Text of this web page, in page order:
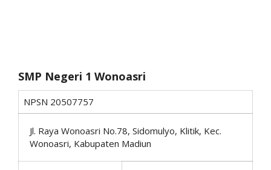
SMP Negeri 1 Wonoasri
NPSN 20507757
Jl. Raya Wonoasri No.78, Sidomulyo, Klitik, Kec.
Wonoasri, Kabupaten Madiun